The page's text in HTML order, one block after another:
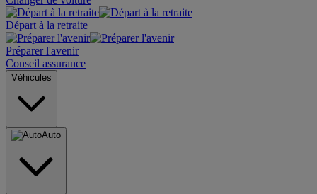
Départ à la retraite
Préparer l'avenir
Conseil assurance
Véhicules
Auto